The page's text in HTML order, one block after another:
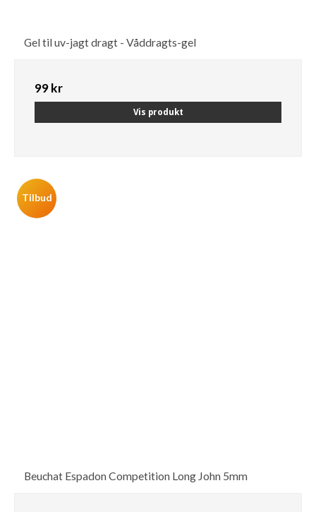
Gel til uv-jagt dragt - Våddragts-gel
99 kr
Vis produkt
Tilbud
Beuchat Espadon Competition Long John 5mm